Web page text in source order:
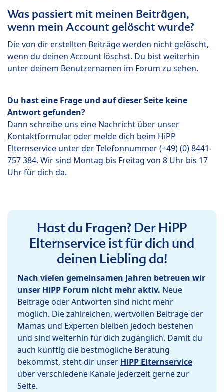
Was passiert mit meinen Beiträgen,
wenn mein Account gelöscht wurde?
Die von dir erstellten Beiträge werden nicht gelöscht,
wenn du deinen Account löschst. Du bist weiterhin
unter deinem Benutzernamen im Forum zu sehen.
Du hast eine Frage und auf dieser Seite keine
Antwort gefunden?
Dann schreibe uns eine Nachricht über unser
Kontaktformularoder melde dich beim HiPP
Elternservice unter der Telefonnummer (+49) (0) 8441-
757 384. Wir sind Montag bis Freitag von 8 Uhr bis 17
Uhr für dich da.
Hast du Fragen? Der HiPP
Elternservice ist für dich und
deinen Liebling da!
Nach vielen gemeinsamen Jahren betreuen wir
unser HiPP Forum nicht mehr aktiv. Neue
Beiträge oder Antworten sind nicht mehr
möglich. Die zahlreichen, wertvollen Beiträge der
Mamas und Experten bleiben jedoch bestehen
und sind weiterhin für dich zugänglich. Damit du
auch künftig die bestmögliche Beratung
bekommst, steht dir unser HiPP Elternservice
über verschiedene Kanäle jederzeit gerne zur
Seite.